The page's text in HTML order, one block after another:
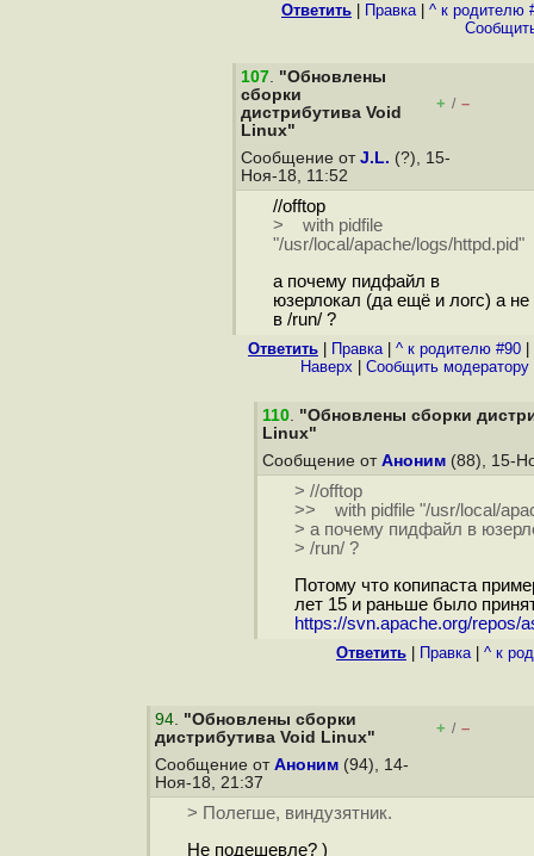
Ответить Правка| ^ к родителю
107. "Обновлены
сборки
дистрибутива Void
Linux"
+ / –
Сообщение от J.L. (?), 15-
Ноя-18, 11:52
//offtop
> with pidfile
"/usr/local/apache/logs/httpd.pid"
а почему пидфайл в
юзерлокал (да ещё и логс) а не
в /run/ ?
Ответить Правка| ^ к родителю #90
Наверх
Cообщить модератору
110. "Обновлены сборки
Linux"
Сообщение от Аноним (88), 15-
> //offtop
>> with pidfile "/usr/local/
> а почему пидфайл в
> /run/ ?
Потому что копипаста
лет 15 и раньше было
https://svn.apache.org/repos/
Ответить Правка| ^ к
94. "Обновлены сборки
дистрибутива Void Linux"
+ / –
Сообщение от Аноним (94), 14-
Ноя-18, 21:37
> Полегше, виндузятник.
Не подешевле? )